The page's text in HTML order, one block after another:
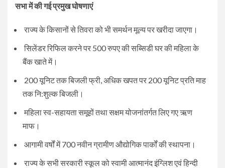
सभा में की गई प्रमुख घोषणाएं
राज्य के किसानों से तिवरा को भी समर्थन मूल्य पर खरीदा जाएगा।
सिलेंडर रिफिल करने पर 500 रुपए की सब्सिडी घर की महिला के
बैंक खाते में।
200 यूनिट तक बिजली फ्री, अधिक खपत पर 200 यूनिट प्रति माह
तक नि:शुल्क बिजली।
महिला स्व-सहायता समूहों तथा सक्षम योजनांतर्गत लिए गए ऋण
माफ।
आगामी वर्षों में 700 नवीन ग्रामीण औद्योगिक पार्कों की स्थापना।
राज्य के सभी सरकारी स्कूल को स्वामी आत्मानंद इंग्लिश एवं हिन्दी